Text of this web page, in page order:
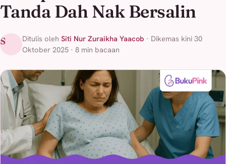
Tanda Dah Nak Bersalin
S Ditulis oleh Siti Nur Zuraikha Yaacob · Dikemas kini 30
Oktober 2025 · 8 min bacaan